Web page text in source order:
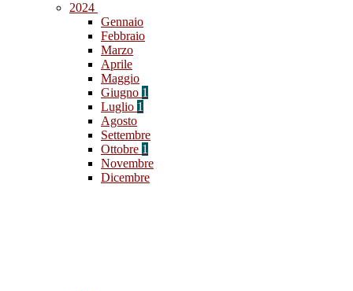
2024
Gennaio
Febbraio
Marzo
Aprile
Maggio
Giugno 1
Luglio 1
Agosto
Settembre
Ottobre 1
Novembre
Dicembre